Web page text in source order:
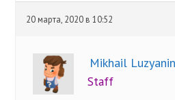
20 марта, 2020 в 10:52
Mikhail Luzyanin
Staff